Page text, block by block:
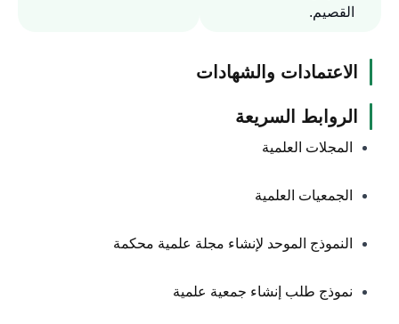
القصيم.
الاعتمادات والشهادات
الروابط السريعة
المجلات العلمية
الجمعيات العلمية
النموذج الموحد لإنشاء مجلة علمية محكمة
نموذج طلب إنشاء جمعية علمية